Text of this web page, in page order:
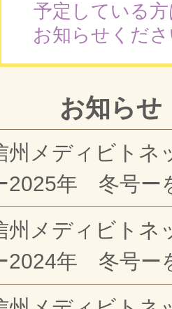
予定している
お知らせくだ
お知らせ
州メディビトネ
2025年 冬号ー
州メディビトネ
2024年 冬号ー